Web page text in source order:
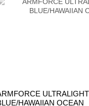
HAWAIIAN OCEAN